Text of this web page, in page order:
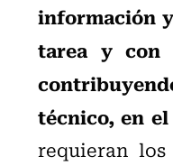
información
tarea y con
técnico, en
requieran